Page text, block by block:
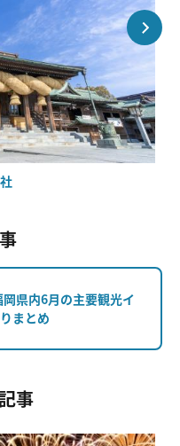
岡県内6月の主要観光イ
まとめ
事